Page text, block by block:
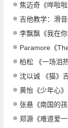
焦迈奇《哗啦
吉他教学：滑
李飘飘《我在
Paramore《
柏松 《一场泪
沈以诚 《猫》
黄怡《少年心
张悬《南国的
郑源《难道爱